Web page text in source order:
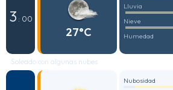
3 : 00
27°C
Lluvia
Nieve
Humedad
Soleado con algunas nubes
Nubosidad